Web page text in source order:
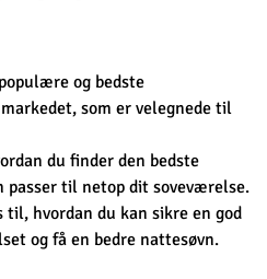
og bedste
som er velegnede til
du finder den bedste
passer til netop dit soveværelse.
hvordan du kan sikre en god
og få en bedre nattesøvn.